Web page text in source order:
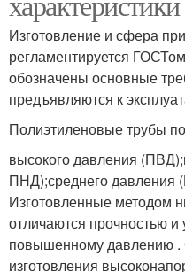
Изготовление и сфера
регламентируется
обозначены основные
предъявляются к
Полиэтиленовые трубы
высокого давления
ПНД);среднего давления
Изготовленные методом
отличаются прочностью и
повышенному давлению .
изготовления